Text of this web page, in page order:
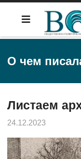
О чем
Листаем
24.12.2023